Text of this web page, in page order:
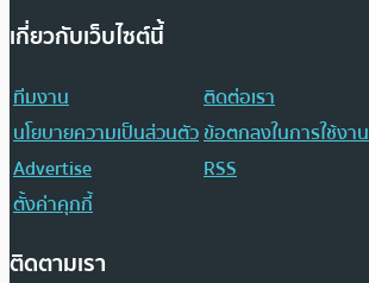
เกี่ยวกับเว็บไซต์นี้
ทีมงาน
ติดต่อเรา
นโยบายความเป็นส่วนตัวข้อตกลงในการใช้งาน
Advertise
RSS
ตั้งค่าคุกกี้
ติดตามเรา